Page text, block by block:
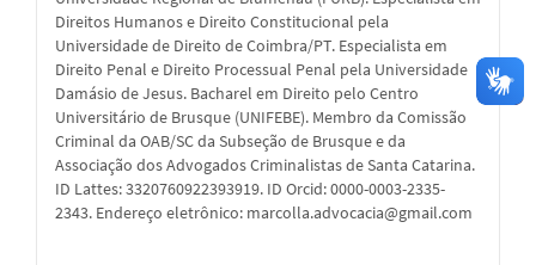
Direitos Humanos e Direito Constitucional pela
Universidade de Direito de Coimbra/PT. Especialista em
Direito Penal e Direito Processual Penal pela Universidade
Damásio de Jesus. Bacharel em Direito pelo Centro
Universitário de Brusque (UNIFEBE). Membro da Comissão
Criminal da OAB/SC da Subseção de Brusque e da
Associação dos Advogados Criminalistas de Santa Catarina.
ID Lattes: 3320760922393919. ID Orcid: 0000-0003-2335-
2343. Endereço eletrônico: marcolla.advocacia@gmail.com